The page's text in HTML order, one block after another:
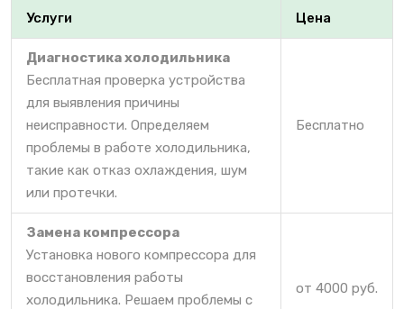
Услуги Цена
Диагностика холодильника
Бесплатная проверка устройства
для выявления причины
неисправности. Определяем
проблемы в работе холодильника,
такие как отказ охлаждения, шум
или протечки.
Бесплатно
Замена компрессора
Установка нового компрессора для
восстановления работы
холодильника. Решаем проблемы с
от 4000 руб.